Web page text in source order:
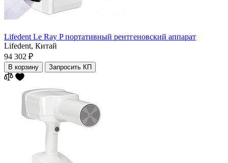
Lifedent Le Ray P портативный рентгеновский аппарат
Lifedent, Китай
94 302 ₽
В корзину Запросить КП